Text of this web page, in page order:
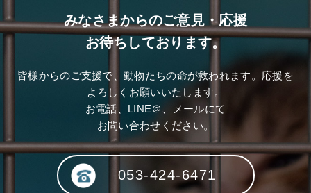
みなさまからのご意見・応援
お待ちしております。
皆様からのご支援で、動物たちの命が救われます。応援を
よろしくお願いいたします。
お電話、LINE＠、メールにて
お問い合わせください。
053-424-6471